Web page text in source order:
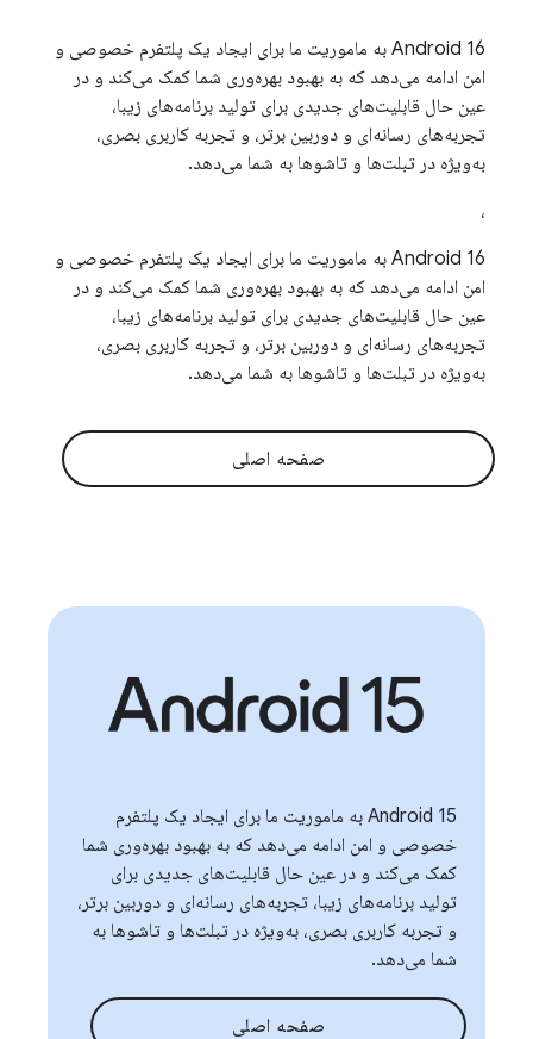
Android 16 به ماموریت ما برای ایجاد یک پلتفرم خصوصی و
امن ادامه می‌دهد که به بهبود بهره‌وری شما کمک می‌کند و در
عین حال قابلیت‌های جدیدی برای تولید برنامه‌های زیبا،
تجربه‌های رسانه‌ای و دوربین برتر، و تجربه کاربری بصری،
به‌ویژه در تبلت‌ها و تاشوها به شما می‌دهد.
،
Android 16 به ماموریت ما برای ایجاد یک پلتفرم خصوصی و
امن ادامه می‌دهد که به بهبود بهره‌وری شما کمک می‌کند و در
عین حال قابلیت‌های جدیدی برای تولید برنامه‌های زیبا،
تجربه‌های رسانه‌ای و دوربین برتر، و تجربه کاربری بصری،
به‌ویژه در تبلت‌ها و تاشوها به شما می‌دهد.
صفحه اصلی
Android 15 به ماموریت ما برای ایجاد یک پلتفرم
خصوصی و امن ادامه می‌دهد که به بهبود بهره‌وری شما
کمک می‌کند و در عین حال قابلیت‌های جدیدی برای
تولید برنامه‌های زیبا، تجربه‌های رسانه‌ای و دوربین برتر،
و تجربه کاربری بصری، به‌ویژه در تبلت‌ها و تاشوها به
شما می‌دهد.
صفحه اصلی